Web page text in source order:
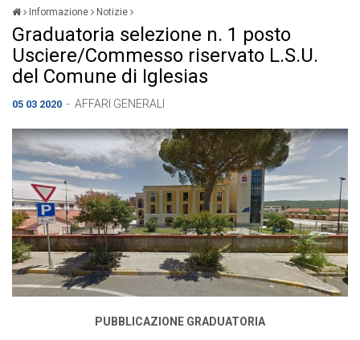
Informazione Notizie
Graduatoria selezione n. 1 posto
Usciere/Commesso riservato L.S.U.
del Comune di Iglesias
05 03 2020 - AFFARI GENERALI
PUBBLICAZIONE GRADUATORIA